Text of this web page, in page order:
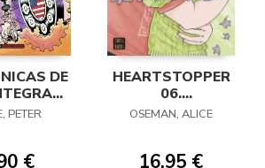
DE
PETER
€
HEARTSTOPPER
06.
ENTRELAZADOS
OSEMAN, ALICE
16,95 €